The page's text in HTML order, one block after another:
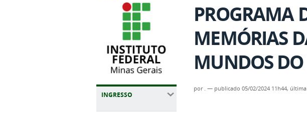
INGRESSO
PROGRAMA
MEMÓRIAS
MUNDOS
por — publicado 05/02/2024 11h44,